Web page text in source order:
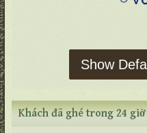
Show
Khách đã ghé trong 24